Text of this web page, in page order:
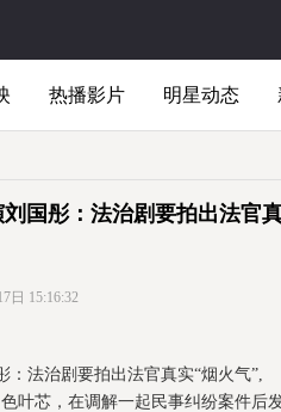
热播影片 明星动态
刘国彤：法治剧要拍出法官
日 15:16:32
法治剧要拍出法官真实“烟火气
色叶芯，在调解一起民事纠纷案件